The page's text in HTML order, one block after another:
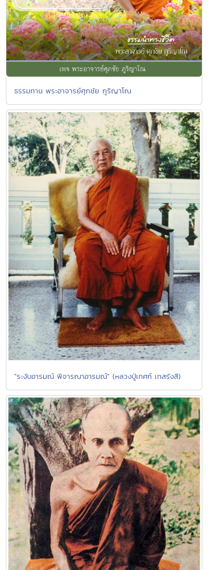
ธรรมทาน พระอาจารย์ศุภชัย ภูริญาโณ
"ระงับอารมณ์ พิจารณาอารมณ์" (หลวงปู่เทศก์ เทสรังสี)